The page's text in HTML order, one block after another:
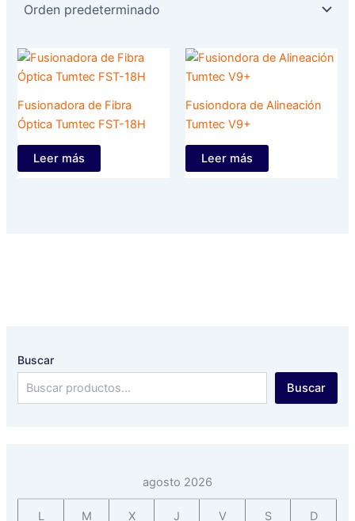
Buscar
Buscar
agosto 2026
L M X J V S D
Fusionadora de Fibra
Óptica Tumtec FST-18H
Leer más
Fusiondora de Alineación
Tumtec V9+
Leer más